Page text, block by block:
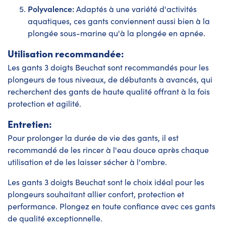
Polyvalence:Adaptés à une variété d'activités
aquatiques, ces gants conviennent aussi bien à la
plongée sous-marine qu'à la plongée en apnée.
Utilisation recommandée:
Les gants 3 doigts Beuchat sont recommandés pour les
plongeurs de tous niveaux, de débutants à avancés, qui
recherchent des gants de haute qualité offrant à la fois
protection et agilité.
Entretien:
Pour prolonger la durée de vie des gants, il est
recommandé de les rincer à l'eau douce après chaque
utilisation et de les laisser sécher à l'ombre.
Les gants 3 doigts Beuchat sont le choix idéal pour les
plongeurs souhaitant allier confort, protection et
performance. Plongez en toute confiance avec ces gants
de qualité exceptionnelle.